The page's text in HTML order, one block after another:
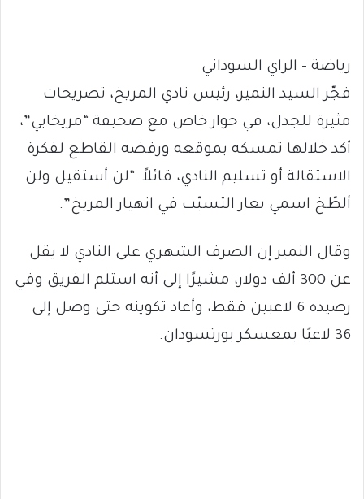
رياضة – الراي السوداني
فجّر السيد النمير، رئيس نادي المريخ، تصريحات
مثيرة للجدل، في حوار خاص مع صحيفة “مريخابي”،
أكد خلالها تمسكه بموقعه ورفضه القاطع لفكرة
الاستقالة أو تسليم النادي، قائلاً: “لن أستقيل ولن
ألطّخ اسمي بعار التسبّب في انهيار المريخ”.
وقال النمير إن الصرف الشهري على النادي لا يقل
عن 300 ألف دولار، مشيرًا إلى أنه استلم الفريق وفي
رصيده 6 لاعبين فقط، وأعاد تكوينه حتى وصل إلى
36 لاعبًا بمعسكر بورتسودان.